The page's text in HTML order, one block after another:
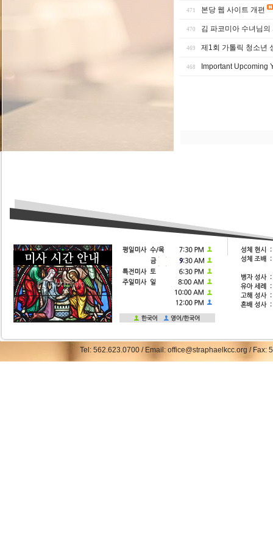
471 본당 웹 사이트 개편
470 김 파코미아 수녀님의
469 제1회 가톨릭 청소년
468 Important Upcoming
Tel: 562.623.0700 / Email: office@straphaelkcc.org /